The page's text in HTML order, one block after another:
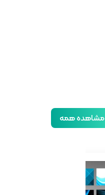
مشاهده همه